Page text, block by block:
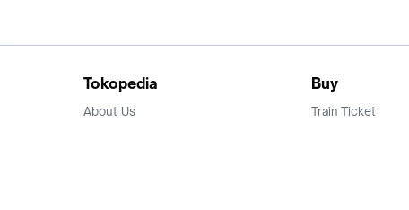
Tokopedia
About Us
Buy
Train Ticket